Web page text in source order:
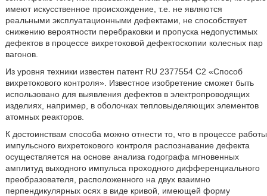
имеют искусственное происхождение, т.е. не являются
реальными эксплуатационными дефектами, не способствует
снижению вероятности перебраковки и пропуска недопустимых
дефектов в процессе вихретоковой дефектоскопии колесных пар
вагонов.
Из уровня техники известен патент RU 2377554 С2 «Способ
вихретокового контроля». Известное изобретение сможет быть
использовано для выявления дефектов в электропроводящих
изделиях, например, в оболочках тепловыделяющих элементов
атомных реакторов.
К достоинствам способа можно отнести то, что в процессе работы
импульсного вихретокового контроля распознавание дефекта
осуществляется на основе анализа годографа мгновенных
амплитуд выходного импульса проходного дифференциального
преобразователя, расположенного на двух взаимно
перпендикулярных осях в виде кривой, имеющей форму